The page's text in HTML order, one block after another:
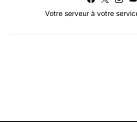
Votre serveur à votre